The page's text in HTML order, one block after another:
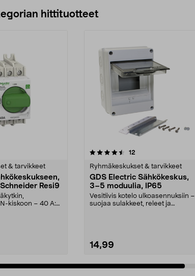
hittituotteet
& tarvikkeet
Resi9
kiskoon – 40 A:n
12
Ryhmäkeskukset & tarvikkeet
GDS Electric Sähkökeskus,
3–5 moduulia, IP65
Vesitiivis kotelo ulkoasennuksiin –
suojaa sulakkeet, releet ja
14,99
5.0 viidestä